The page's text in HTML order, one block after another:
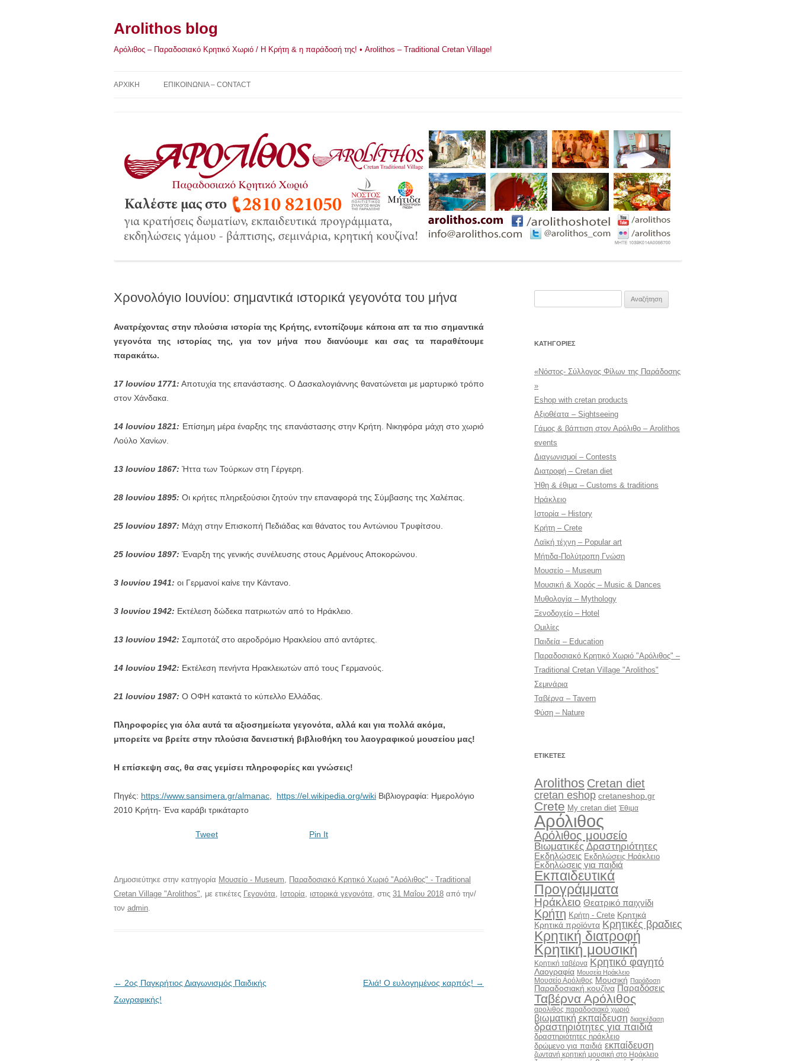
Arolithos blog
Αρόλιθος – Παραδοσιακό Κρητικό Χωριό / Η Κρήτη & η παράδοσή της! • Arolithos – Traditional Cretan Village!
ΑΡΧΙΚΉ ΕΠΙΚΟΙΝΩΝΙΑ – CONTACT
Χρονολόγιο Ιουνίου: σημαντικά ιστορικά γεγονότα του μήνα
Ανατρέχοντας στην πλούσια ιστορία της Κρήτης, εντοπίζουμε κάποια απ τα πιο σημαντικά
γεγονότα της ιστορίας της, για τον μήνα που διανύουμε και σας τα παραθέτουμε
παρακάτω.
17 Ιουνίου 1771: Αποτυχία της επανάστασης. Ο Δασκαλογιάννης θανατώνεται με μαρτυρικό τρόπο
στον Χάνδακα.
14 Ιουνίου 1821: Επίσημη μέρα έναρξης της επανάστασης στην Κρήτη. Νικηφόρα μάχη στο χωριό
Λούλο Χανίων.
13 Ιουνίου 1867: Ήττα των Τούρκων στη Γέργερη.
28 Ιουνίου 1895: Οι κρήτες πληρεξούσιοι ζητούν την επαναφορά της Σύμβασης της Χαλέπας.
25 Ιουνίου 1897: Μάχη στην Επισκοπή Πεδιάδας και θάνατος του Αντώνιου Τρυφίτσου.
25 Ιουνίου 1897: Έναρξη της γενικής συνέλευσης στους Αρμένους Αποκορώνου.
3 Ιουνίου 1941: οι Γερμανοί καίνε την Κάντανο.
3 Ιουνίου 1942: Εκτέλεση δώδεκα πατριωτών από το Ηράκλειο.
13 Ιουνίου 1942: Σαμποτάζ στο αεροδρόμιο Ηρακλείου από αντάρτες.
14 Ιουνίου 1942: Εκτέλεση πενήντα Ηρακλειωτών από τους Γερμανούς.
21 Ιουνίου 1987: Ο ΟΦΗ κατακτά το κύπελλο Ελλάδας.
Πληροφορίες για όλα αυτά τα αξιοσημείωτα γεγονότα, αλλά και για πολλά ακόμα,
μπορείτε να βρείτε στην πλούσια δανειστική βιβλιοθήκη του λαογραφικού μουσείου μας!
Η επίσκεψη σας, θα σας γεμίσει πληροφορίες και γνώσεις!
Πηγές: https://www.sansimera.gr/almanac https://el.wikipedia.org/wiki Βιβλιογραφία: Ημερολόγιο
2010 Κρήτη- Ένα καράβι τρικάταρτο
Tweet Pin It
Δημοσιεύτηκε στην κατηγορία Μουσείο - Museum, Παραδοσιακό Κρητικό Χωριό "Αρόλιθος" - Traditional
Cretan Village "Arolithos", με ετικέτες Γεγονότα, Ιστορία, ιστορικά γεγονότα, στις 31 Μαΐου 2018 από την/
τον admin.
Πλοήγηση
άρθρων
← 2ος Παγκρήτιος Διαγωνισμός Παιδικής
Ζωγραφικής!
Ελιά! Ο ευλογημένος καρπός! →
KΑΤΗΓΟΡΊΕΣ
«Νόστος- Σύλλογος Φίλων της Παράδοσης
»
Eshop with cretan products
Αξιοθέατα – Sightseeing
Γάμος & βάπτιση στον Αρόλιθο – Arolithos
events
Διαγωνισμοί – Contests
Διατροφή – Cretan diet
Ήθη & έθιμα – Customs & traditions
Ηράκλειο
Ιστορία – History
Κρήτη – Crete
Λαϊκή τέχνη – Popular art
Μήτιδα-Πολύτροπη Γνώση
Μουσείο – Museum
Μουσική & Χορός – Music & Dances
Μυθολογία – Mythology
Ξενοδοχείο – Hotel
Ομιλίες
Παιδεία – Education
Παραδοσιακό Κρητικό Χωριό "Αρόλιθος" –
Traditional Cretan Village "Arolithos"
Σεμινάρια
Ταβέρνα – Tavern
Φύση – Nature
ΕΤΙΚΈΤΕΣ
Arolithos Cretan diet
cretan eshop cretaneshop.gr
Crete My cretan diet Έθιμα
Αρόλιθος
Αρόλιθος μουσείο
Βιωματικές Δραστηριότητες
Εκδηλώσεις Εκδηλώσεις Ηράκλειο
Εκδηλώσεις για παιδιά
Εκπαιδευτικά
Προγράμματα
Ηράκλειο Θεατρικό παιχνίδι
Κρήτη Κρήτη - Crete Κρητικά
Κρητικά προϊόντα Κρητικές βραδιες
Κρητική διατροφή
Κρητική μουσική
Κρητική ταβέρνα Κρητικό φαγητό
Λαογραφία Μουσεία Ηράκλειο
Μουσείο Αρόλιθος Μουσική Παράδοση
Παραδοσιακή κουζίνα Παραδόσεις
Ταβέρνα Αρόλιθος
αρολιθος παραδοσιακό χωριό
βιωματική εκπαίδευση διασκέδαση
δραστηριότητες για παιδιά
δραστηριότητες ηράκλειο
δρώμενο για παιδιά εκπαίδευση
ζωντανή κρητική μουσική στο Ηράκλειο